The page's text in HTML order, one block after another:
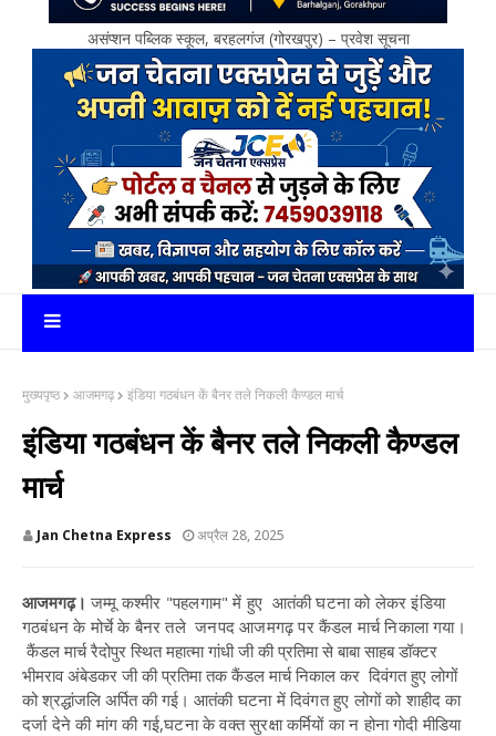
असंप्शन पब्लिक स्कूल, बरहलगंज (गोरखपुर) – प्रवेश सूचना
मुख्यपृष्ठ आजमगढ़ इंडिया गठबंधन कें बैनर तले निकली कैण्डल मार्च
इंडिया गठबंधन कें बैनर तले निकली कैण्डल
मार्च
Jan Chetna Express अप्रैल 28, 2025
आजमगढ़।जम्मू कश्मीर "पहलगाम" में हुए आतंकी घटना को लेकर इंडिया
गठबंधन के मोर्चे के बैनर तले जनपद आजमगढ़ पर कैंडल मार्च निकाला गया।
कैंडल मार्च रैदोपुर स्थित महात्मा गांधी जी की प्रतिमा से बाबा साहब डॉक्टर
भीमराव अंबेडकर जी की प्रतिमा तक कैंडल मार्च निकाल कर दिवंगत हुए लोगों
को श्रद्धांजलि अर्पित की गई। आतंकी घटना में दिवंगत हुए लोगों को शाहीद का
दर्जा देने की मांग की गई,घटना के वक्त सुरक्षा कर्मियों का न होना गोदी मीडिया